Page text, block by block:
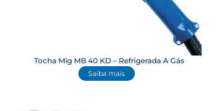
Tocha Mig MB 40 KD – Refrigerada A Gás
Saiba mais